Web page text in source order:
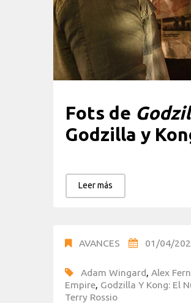
Fots de
Godzilla y
Leer más
AVANCES 01/04/
Adam Wingard, Alex
Empire, Godzilla Y Kong: El
Terry Rossio